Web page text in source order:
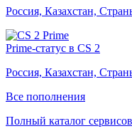
Россия, Казахстан,
Prime-статус в CS 2
Россия, Казахстан,
Все пополнения
Полный каталог сервисов